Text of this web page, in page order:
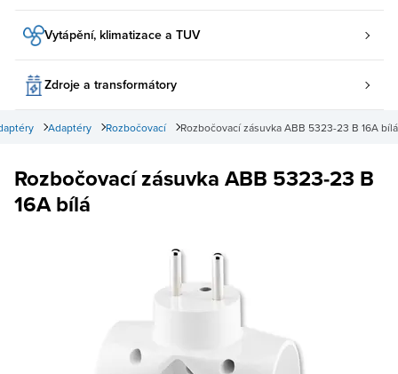
Vytápění, klimatizace a TUV
Zdroje a transformátory
Rozbočovací zásuvka ABB 5323-23 B 16A bílá
Rozbočovací
Adaptéry
Rozbočovací zásuvka ABB 5323-23 B
16A bílá